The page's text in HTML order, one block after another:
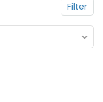
Filter